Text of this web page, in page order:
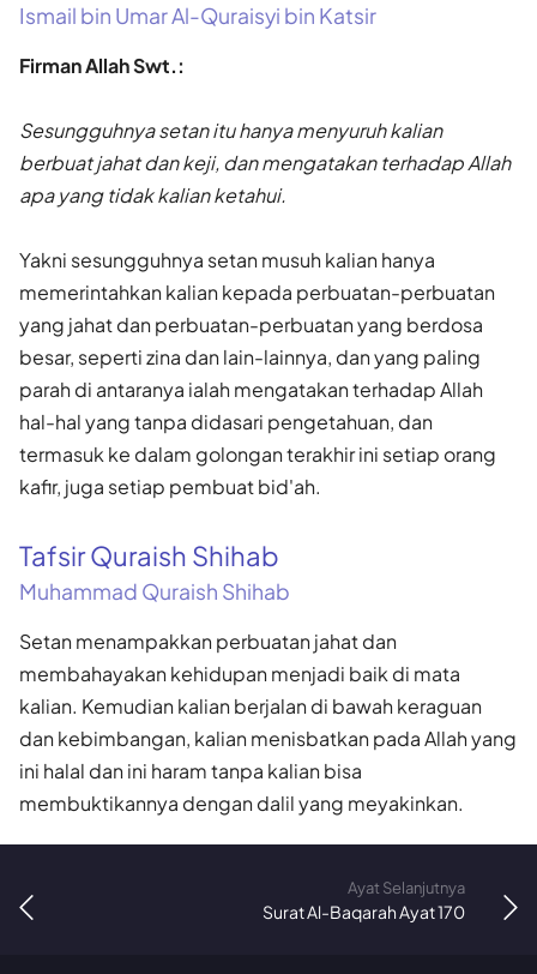
Ismail bin Umar Al-Quraisyi bin Katsir
Firman Allah Swt.:
Sesungguhnya setan itu hanya menyuruh kalian
berbuat jahat dan keji, dan mengatakan terhadap Allah
apa yang tidak kalian ketahui.
Yakni sesungguhnya setan musuh kalian hanya
memerintahkan kalian kepada perbuatan-perbuatan
yang jahat dan perbuatan-perbuatan yang berdosa
besar, seperti zina dan lain-lainnya, dan yang paling
parah di antaranya ialah mengatakan terhadap Allah
hal-hal yang tanpa didasari pengetahuan, dan
termasuk ke dalam golongan terakhir ini setiap orang
kafir, juga setiap pembuat bid'ah.
Tafsir Quraish Shihab
Muhammad Quraish Shihab
Setan menampakkan perbuatan jahat dan
membahayakan kehidupan menjadi baik di mata
kalian. Kemudian kalian berjalan di bawah keraguan
dan kebimbangan, kalian menisbatkan pada Allah yang
ini halal dan ini haram tanpa kalian bisa
membuktikannya dengan dalil yang meyakinkan.
Ayat Selanjutnya
Surat Al-Baqarah Ayat 170